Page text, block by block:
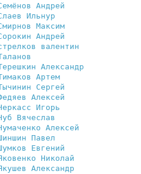
Андрей
Ильнур
Максим
Андрей
валентин
Александр
Артем
Сергей
Алексей
Игорь
Вячеслав
Алексей
Павел
Евгений
Николай
Александр